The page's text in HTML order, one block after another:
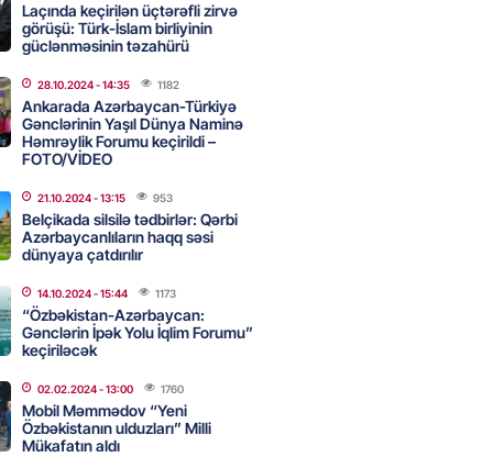
İran millisindən İMTİNA
ölkəni seçdilər
sabah 39 dərəcə isti
- 14:30
dən mikro biznes
5%-dək endirim
- 14:28 108
avtomobil qaçıran və
mobil telefon oğurlayan
Laçında keçirilən üçtərəfli zirvə
görüşü: Türk-İslam birliyinin
güclənməsinin təzahürü
28.10.2024- 14:35 1182
Ankarada Azərbaycan-Türkiyə
Gənclərinin Yaşıl Dünya Naminə
Həmrəylik Forumu keçirildi –
FOTO/VİDEO
21.10.2024- 13:15 953
Belçikada silsilə tədbirlər: Qərbi
Azərbaycanlıların haqq səsi
dünyaya çatdırılır
14.10.2024- 15:44 1173
“Özbəkistan-Azərbaycan:
Gənclərin İpək Yolu İqlim Forumu”
keçiriləcək
02.02.2024- 13:00 1760
Mobil Məmmədov “Yeni
Özbəkistanın ulduzları” Milli
Mükafatın aldı